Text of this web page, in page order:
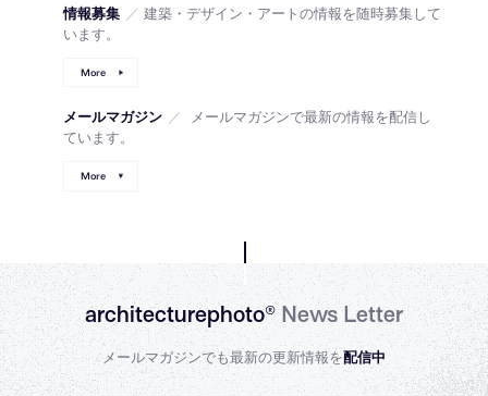
情報募集 ／ 建築・デザイン・アートの情報を随時募集して
います。
More
メールマガジン ／
メールマガジンで最新の情報を配信し
ています。
More
architecturephoto®News Letter
メールマガジンでも最新の更新情報を配信中